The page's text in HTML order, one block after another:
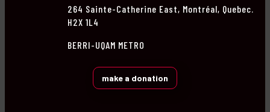
264 Sainte-Catherine East, Montréal, Quebec.
H2X 1L4
BERRI-UQAM METRO
make a donation